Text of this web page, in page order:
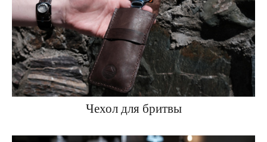
Чехол для бритвы